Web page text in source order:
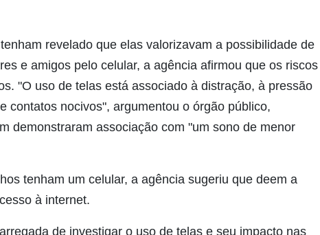
revelado que elas valorizavam a possibilidade de
e amigos pelo celular, a agência afirmou que os riscos
"O uso de telas está associado à distração, à pressão
contatos nocivos", argumentou o órgão público,
demonstraram associação com "um sono de menor
tenham um celular, a agência sugeriu que deem a
à internet.
de investigar o uso de telas e seu impacto nas